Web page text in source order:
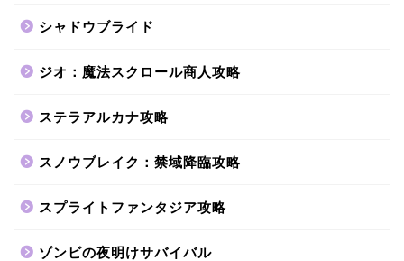
シャドウブライド
ジオ：魔法スクロール商人攻略
ステラアルカナ攻略
スノウブレイク：禁域降臨攻略
スプライトファンタジア攻略
ゾンビの夜明けサバイバル